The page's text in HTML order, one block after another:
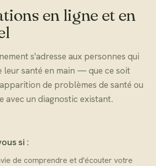
en ligne et en
s'adresse aux personnes qui
leur santé en main — que ce soit
de problèmes de santé ou
avec un diagnostic existant.
si :
de comprendre et d'écouter votre